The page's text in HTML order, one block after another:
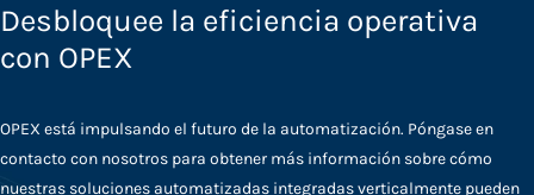
Desbloquee la eficiencia operativa
con OPEX
OPEX está impulsando el futuro de la automatización. Póngase en
contacto con nosotros para obtener más información sobre cómo
nuestras soluciones automatizadas integradas verticalmente pueden